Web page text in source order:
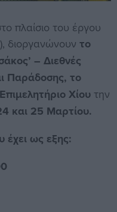
πλαίσιο του έργου
), διοργανώνουν το
– Διεθνές
Παράδοσης, το
Χίου την
και 25 Μαρτίου.
έχει ως εξης: